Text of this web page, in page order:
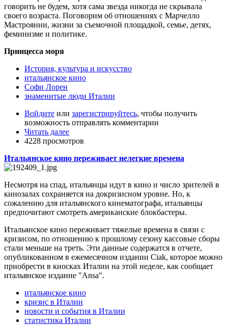
говорить не будем, хотя сама звезда никогда не скрывала
своего возраста. Поговорим об отношениях с Марчелло
Мастроянни, жизни за съемочной площадкой, семье, детях,
феминизме и политике.
Принцесса моря
История, культура и искусство
итальянское кино
Софи Лорен
знаменитые люди Италии
Войдите или зарегистрируйтесь, чтобы получить
возможность отправлять комментарии
Читать далее
4228 просмотров
Итальянское кино переживает нелегкие времена
Несмотря на спад, итальянцы идут в кино и число зрителей в
кинозалах сохраняется на докризисном уровне. Но, к
сожалению для итальянского кинематографа, итальянцы
предпочитают смотреть американские блокбастеры.
Итальянское кино переживает тяжелые времена в связи с
кризисом, по отношению к прошлому сезону кассовые сборы
стали меньше на треть. Эти данные содержатся в отчете,
опубликованном в ежемесячном издании Ciak, которое можно
приобрести в киосках Италии на этой неделе, как сообщает
итальянское издание "Ansa".
итальянское кино
кризис в Италии
новости и события в Италии
статистика Италии